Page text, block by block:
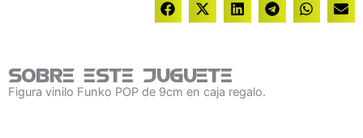
Sobre este juguete
Figura vinilo Funko POP de 9cm en caja regalo.